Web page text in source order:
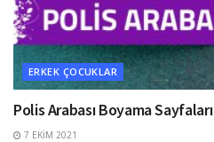
ERKEK ÇOCUKLAR
Polis Arabası Boyama Sayfaları
7 EKIM 2021